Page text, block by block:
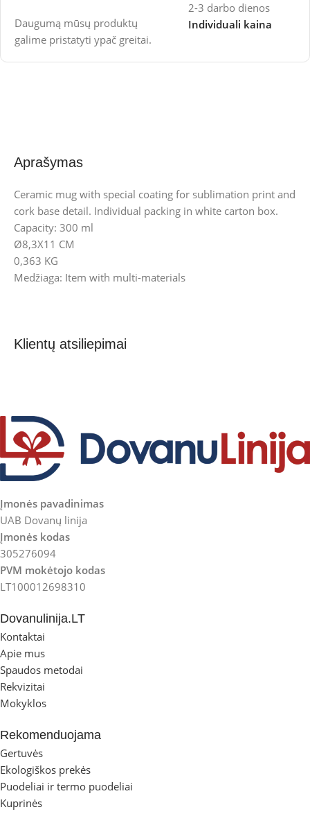
Daugumą mūsų produktų
galime pristatyti ypač greitai.
2-3 darbo dienos
Individuali kaina
Aprašymas
Ceramic mug with special coating for sublimation print and
cork base detail. Individual packing in white carton box.
Capacity: 300 ml
Ø8,3X11 CM
0,363 KG
Medžiaga: Item with multi-materials
Klientų atsiliepimai
Įmonės pavadinimas
UAB Dovanų linija
Įmonės kodas
305276094
PVM mokėtojo kodas
LT100012698310
Dovanulinija.LT
Kontaktai
Apie mus
Spaudos metodai
Rekvizitai
Mokyklos
Rekomenduojama
Gertuvės
Ekologiškos prekės
Puodeliai ir termo puodeliai
Kuprinės